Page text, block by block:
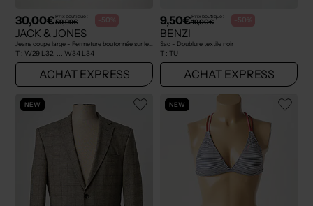
30,00€Prix boutique :
59,99€ -50%
JACK & JONES
T : W29 L32, ... W34 L34
ACHAT EXPRESS
9,50€Prix boutique :
19,00€ -50%
BENZI
Sac - Doublure textile noir
T : TU
ACHAT EXPRESS
NEW NEW